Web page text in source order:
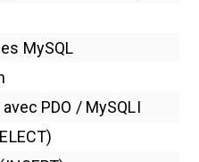
MySQL
PDO / MySQLI